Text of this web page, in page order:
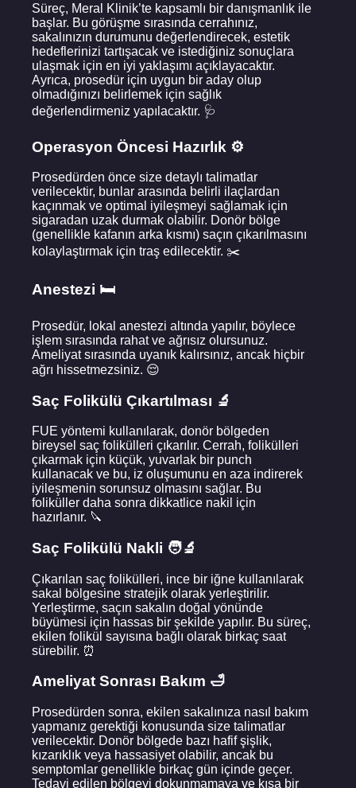
Süreç, Meral Klinik’te kapsamlı bir danışmanlık ile
başlar. Bu görüşme sırasında cerrahınız,
sakalınızın durumunu değerlendirecek, estetik
hedeflerinizi tartışacak ve istediğiniz sonuçlara
ulaşmak için en iyi yaklaşımı açıklayacaktır.
Ayrıca, prosedür için uygun bir aday olup
olmadığınızı belirlemek için sağlık
değerlendirmeniz yapılacaktır. 🩺
Operasyon Öncesi Hazırlık ⚙️
Prosedürden önce size detaylı talimatlar
verilecektir, bunlar arasında belirli ilaçlardan
kaçınmak ve optimal iyileşmeyi sağlamak için
sigaradan uzak durmak olabilir. Donör bölge
(genellikle kafanın arka kısmı) saçın çıkarılmasını
kolaylaştırmak için traş edilecektir. ✂️
Anestezi 🛏️
Prosedür, lokal anestezi altında yapılır, böylece
işlem sırasında rahat ve ağrısız olursunuz.
Ameliyat sırasında uyanık kalırsınız, ancak hiçbir
ağrı hissetmezsiniz. 😌
Saç Folikülü Çıkartılması 🔬
FUE yöntemi kullanılarak, donör bölgeden
bireysel saç folikülleri çıkarılır. Cerrah, folikülleri
çıkarmak için küçük, yuvarlak bir punch
kullanacak ve bu, iz oluşumunu en aza indirerek
iyileşmenin sorunsuz olmasını sağlar. Bu
foliküller daha sonra dikkatlice nakil için
hazırlanır. 🔪
Saç Folikülü Nakli 🧑‍🔬
Çıkarılan saç folikülleri, ince bir iğne kullanılarak
sakal bölgesine stratejik olarak yerleştirilir.
Yerleştirme, saçın sakalın doğal yönünde
büyümesi için hassas bir şekilde yapılır. Bu süreç,
ekilen folikül sayısına bağlı olarak birkaç saat
sürebilir. ⏰
Ameliyat Sonrası Bakım 🛁
Prosedürden sonra, ekilen sakalınıza nasıl bakım
yapmanız gerektiği konusunda size talimatlar
verilecektir. Donör bölgede bazı hafif şişlik,
kızarıklık veya hassasiyet olabilir, ancak bu
semptomlar genellikle birkaç gün içinde geçer.
Tedavi edilen bölgeyi dokunmamaya ve kısa bir